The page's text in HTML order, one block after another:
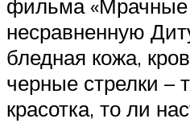
фильма «Мрачные
несравненную
бледная кожа,
черные стрелки –
красотка, то ли